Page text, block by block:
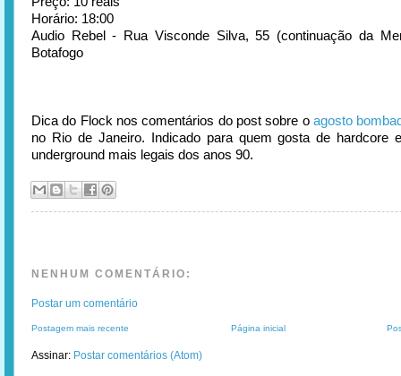
Horário: 18:00
Audio Rebel - Rua Visconde Silva, 55 (continuação da
Botafogo
Dica do Flock nos comentários do post sobre o agosto
no Rio de Janeiro. Indicado para quem gosta de hardcore
underground mais legais dos anos 90.
NENHUM COMENTÁRIO:
Postar um comentário
Postagem mais recente Página inicial
Assinar: Postar comentários (Atom)